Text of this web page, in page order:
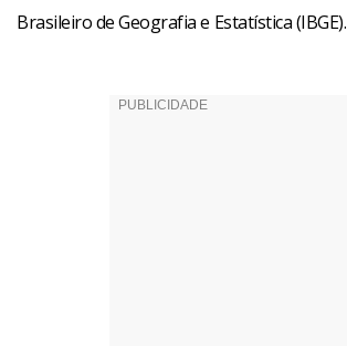
Brasileiro de Geografia e Estatística (IBGE).